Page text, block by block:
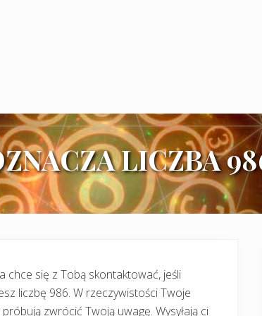
LICZBA
chce się z Tobą skontaktować, jeśli
liczbę 986. W rzeczywistości Twoje
zwrócić Twoją uwagę. Wysyłają ci